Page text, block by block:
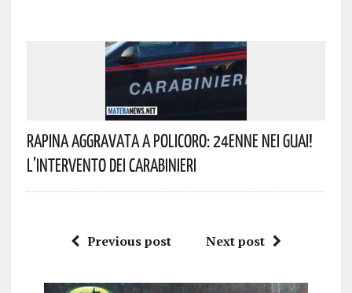
Rapina Aggravata A Policoro: 24enne Nei Guai!
L’intervento Dei Carabinieri
Previous post Next post